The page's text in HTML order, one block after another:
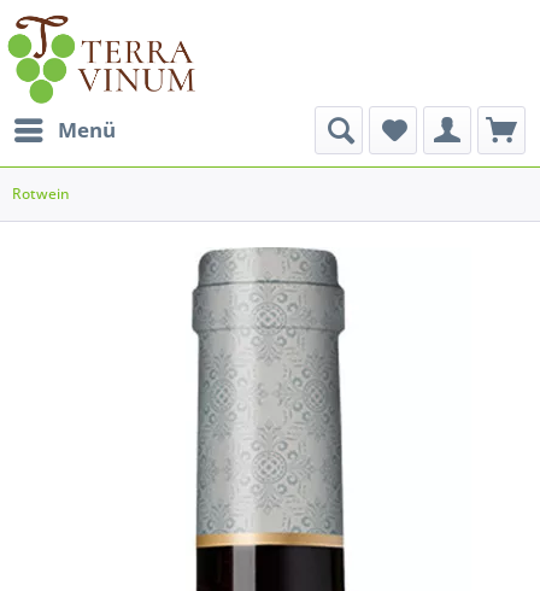
Menü
Rotwein